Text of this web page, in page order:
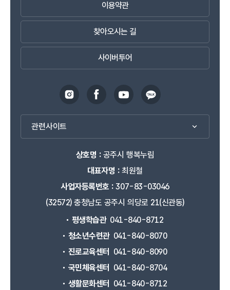
이용약관
찾아오시는 길
사이버투어
관련사이트
상호명 :공주시 행복누림
대표자명 :최원철
사업자등록번호 :307-83-03046
(32572) 충청남도 공주시 의당로 21(신관동)
평생학습관 041-840-8712
청소년수련관 041-840-8070
진로교육센터
041-840-8090
국민체육센터
041-840-8704
생활문화센터
041-840-8712